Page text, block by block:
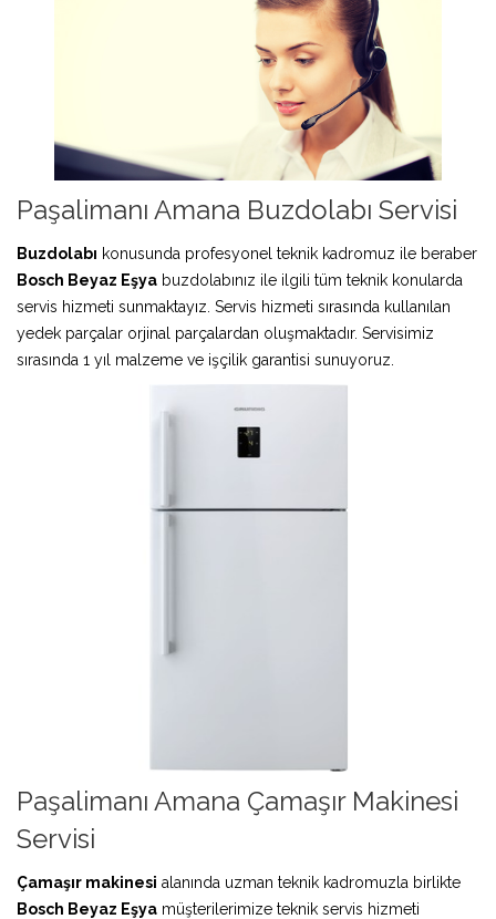
Paşalimanı Amana Buzdolabı Servisi
Buzdolabı konusunda profesyonel teknik kadromuz ile beraber
Bosch Beyaz Eşya buzdolabınız ile ilgili tüm teknik konularda
servis hizmeti sunmaktayız. Servis hizmeti sırasında kullanılan
yedek parçalar orjinal parçalardan oluşmaktadır. Servisimiz
sırasında 1 yıl malzeme ve işçilik garantisi sunuyoruz.
Paşalimanı Amana Çamaşır Makinesi
Servisi
Çamaşır makinesi alanında uzman teknik kadromuzla birlikte
Bosch Beyaz Eşya müşterilerimize teknik servis hizmeti